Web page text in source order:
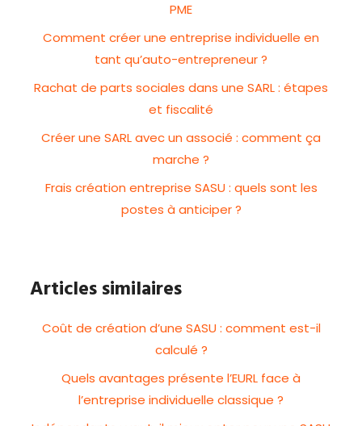
PME
Comment créer une entreprise individuelle en
tant qu’auto-entrepreneur ?
Rachat de parts sociales dans une SARL : étapes
et fiscalité
Créer une SARL avec un associé : comment ça
marche ?
Frais création entreprise SASU : quels sont les
postes à anticiper ?
Articles similaires
Coût de création d’une SASU : comment est-il
calculé ?
Quels avantages présente l’EURL face à
l’entreprise individuelle classique ?